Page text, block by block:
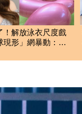
！解放泳衣尺度戲
現形」網暴動：變